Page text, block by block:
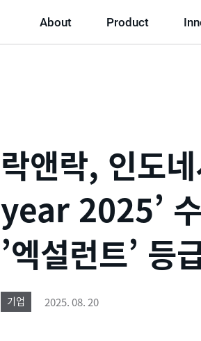
About Product
락앤락, 인도
year 2025’
’엑설런트’ 등
기업 2025. 08. 20